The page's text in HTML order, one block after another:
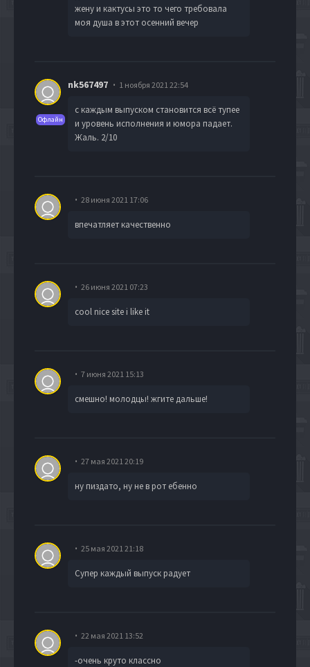
жену и кактусы это то чего требовала
моя душа в этот осенний вечер
Офлайн
nk567497 1 ноября 2021 22:54
с каждым выпуском становится всё тупее
и уровень исполнения и юмора падает.
Жаль. 2/10
28 июня 2021 17:06
впечатляет качественно
26 июня 2021 07:23
cool nice site i like it
7 июня 2021 15:13
смешно! молодцы! жгите дальше!
27 мая 2021 20:19
ну пиздато, ну не в рот ебенно
25 мая 2021 21:18
Супер каждый выпуск радует
22 мая 2021 13:52
-очень круто классно